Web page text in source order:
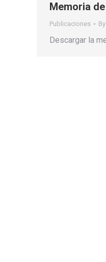
Memoria
Publicaciones By
Descargar la